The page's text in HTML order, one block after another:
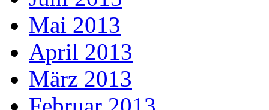
Mai 2013
April 2013
März 2013